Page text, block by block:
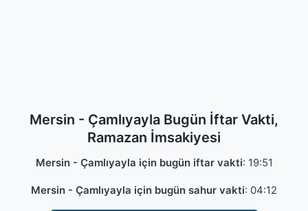
Mersin - Çamlıyayla Bugün İftar Vakti,
Ramazan İmsakiyesi
Mersin - Çamlıyayla için bugün iftar vakti: 19:51
Mersin - Çamlıyayla için bugün sahur vakti: 04:12